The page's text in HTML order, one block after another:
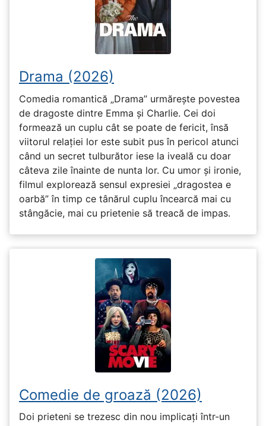
Drama (2026)
Comedia romantică „Drama” urmărește povestea
de dragoste dintre Emma și Charlie. Cei doi
formează un cuplu cât se poate de fericit, însă
viitorul relației lor este subit pus în pericol atunci
când un secret tulburător iese la iveală cu doar
câteva zile înainte de nunta lor. Cu umor și ironie,
filmul explorează sensul expresiei „dragostea e
oarbă” în timp ce tânărul cuplu încearcă mai cu
stângăcie, mai cu prietenie să treacă de impas.
Comedie de groază (2026)
Doi prieteni se trezesc din nou implicați într-un